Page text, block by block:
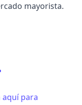
mayorista.
aquí para